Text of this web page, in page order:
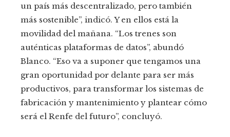
un país más descentralizado, pero también
más sostenible”, indicó. Y en ellos está la
movilidad del mañana. “Los trenes son
auténticas plataformas de datos”, abundó
Blanco. “Eso va a suponer que tengamos una
gran oportunidad por delante para ser más
productivos, para transformar los sistemas de
fabricación y mantenimiento y plantear cómo
será el Renfe del futuro”, concluyó.